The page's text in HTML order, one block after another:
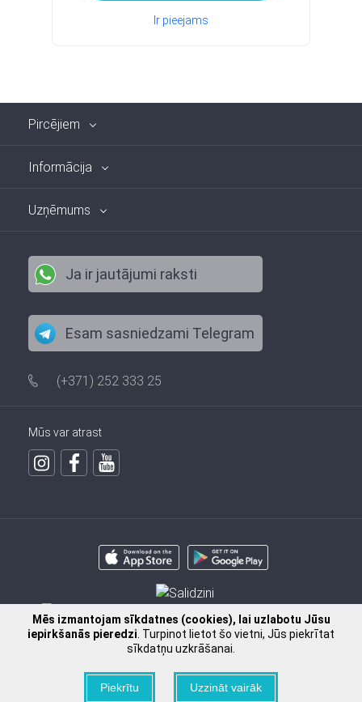
Mēs izmantojam sīkdatnes (cookies), lai uzlabotu Jūsu
iepirkšanās pieredzi . Turpinot lietot šo vietni, Jūs piekrītat
sīkdatņu uzkrāšanai.
Piekrītu Uzzināt vairāk
Ir pieejams
Pircējiem
Informācija
Uzņēmums
Ja ir jautājumi raksti
Esam sasniedzami Telegram
(+371) 252 333 25
Mūs var atrast
2009 - 2026 © SIA FISSMAN